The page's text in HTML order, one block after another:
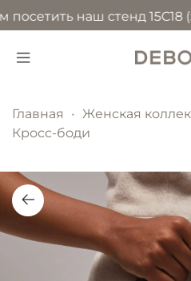
наш стенд 15С18
Главная Женская
Кросс-боди